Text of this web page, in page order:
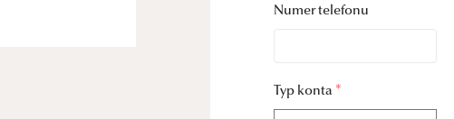
Numer telefonu
Typ konta *